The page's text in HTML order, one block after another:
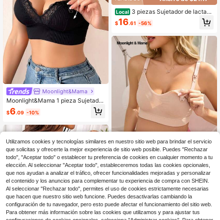
Moonlight&Mama
Moonlight&Mama 1 pieza Sujetador
de maternidad y lactancia con patc
hwork de encaje, push-up, cierre d
$6.09 -10%
Local 3 piezas Sujetador de lactanc
ia con diseño cómodo y minimalist
a, broche delantero desmontable, a
arazo
$16.61 -56%
Moonlight&Mama
Moonlight&Mama 5 piezas Ropa int
erior de maternidad sin costuras co
n estampado de leopardo, sujetador
de lactancia posparto, alta elasticid
$9.42 -42%
Utilizamos cookies y tecnologías similares en nuestro sitio web para brindar el servicio
que solicitas y ofrecerte la mejor experiencia de sitio web posible. Puedes "Rechazar
todo", "Aceptar todo" o establecer tu preferencia de cookies en cualquier momento a tu
elección. Al seleccionar "Aceptar todo", estableceremos todas las cookies opcionales,
que nos ayudan a analizar el tráfico, ofrecer funcionalidades mejoradas y personalizar
el contenido y los anuncios para complementar tu experiencia de compra con SHEIN.
Al seleccionar "Rechazar todo", permites el uso de cookies estrictamente necesarias
que hacen que nuestro sitio web funcione. Puedes desactivarlas cambiando la
configuración de tu navegador, pero esto puede afectar el funcionamiento del sitio web.
Para obtener más información sobre las cookies que utilizamos y para ajustar tus